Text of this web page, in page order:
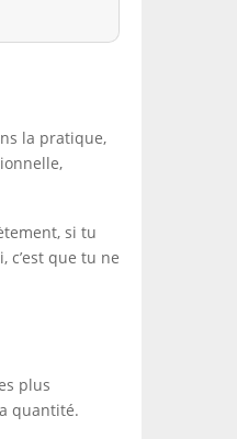
la pratique,
si tu
que tu ne
plus
quantité.